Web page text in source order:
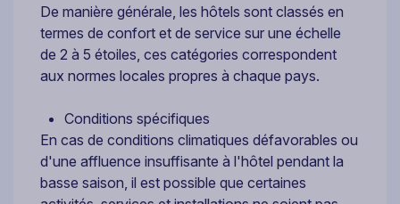
De manière générale, les hôtels sont classés en
termes de confort et de service sur une échelle
de 2 à 5 étoiles, ces catégories correspondent
aux normes locales propres à chaque pays.
Conditions spécifiques
En cas de conditions climatiques défavorables ou
d'une affluence insuffisante à l'hôtel pendant la
basse saison, il est possible que certaines